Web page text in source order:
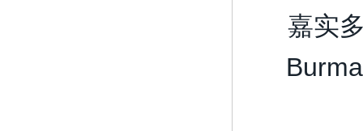
嘉实